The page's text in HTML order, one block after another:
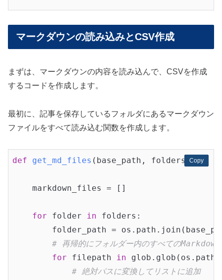
マークダウンの読み込みとCSV作成
まずは、マークダウンの内容を読み込んで、CSVを作成
するコードを作成します。
最初に、記事を保存しているフォルダにあるマークダウン
ファイルをすべて読み込む関数を作成します。
Copy
Copy
def get_md_files (base_path, folders):
    markdown_files = []
for folder in folders:
folder_path =
# 再帰的にフォルダー内のすべてのMarkdown
for filepath in
# 絶対パスに変換してリストに追加